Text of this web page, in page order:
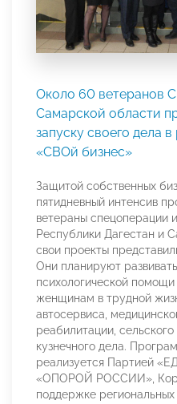
Около 60 ветеранов
Самарской области
запуску своего дела
«СВОй бизнес»
Защитой собственных
пятидневный интенсив
ветераны спецоперации
Республики Дагестан и
свои проекты
Они планируют
психологической
женщинам в трудной
автосервиса,
реабилитации,
кузнечного дела.
реализуется Партией
«ОПОРОЙ РОССИИ»,
поддержке